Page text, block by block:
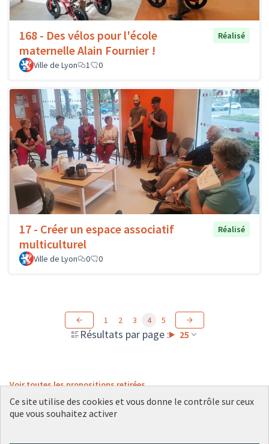
168 - Des vélos pour l'école
maternelle Alain Fournier !
Réalisé
Ville de Lyon 1 0
17 - Créer un espace associatif
multiculturel
Réalisé
Ville de Lyon 0 0
Résultats par page : 25
1 2 3 4 5
Voir toutes les propositions retirées
Ce site utilise des cookies et vous donne le contrôle sur ceux
que vous souhaitez activer